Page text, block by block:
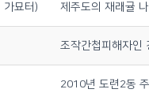
가묘터) 제주도의 재래귤
조작간첩피해자인
2010년 도련2동